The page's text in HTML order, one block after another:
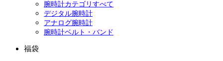
腕時計カテゴリすべて
デジタル腕時計
アナログ腕時計
腕時計ベルト・バンド
福袋